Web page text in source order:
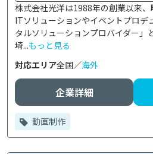
株式会社光洋は1988年の創業以来、
ITソリューションやイベントプロデ
タルソリューションプロバイダー」
埼...もっと見る
対応エリア全国／海外
企業詳細
動画制作